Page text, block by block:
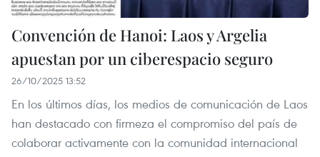
Convención de Hanoi: Laos y Argelia
apuestan por un ciberespacio seguro
26/10/2025 13:52
En los últimos días, los medios de comunicación de Laos
han destacado con firmeza el compromiso del país de
colaborar activamente con la comunidad internacional